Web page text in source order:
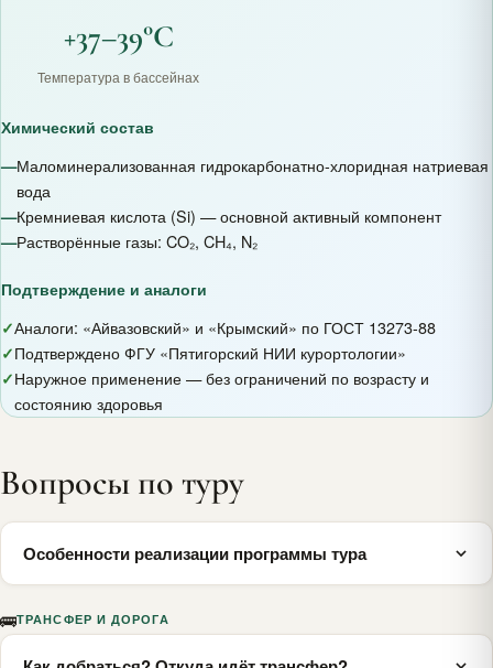
+37–39°C
Температура в бассейнах
Химический состав
—Маломинерализованная гидрокарбонатно-хлоридная натриевая
вода
—Кремниевая кислота (Si) — основной активный компонент
—Растворённые газы: CO₂, CH₄, N₂
Подтверждение и аналоги
✓Аналоги: «Айвазовский» и «Крымский» по ГОСТ 13273-88
✓Подтверждено ФГУ «Пятигорский НИИ курортологии»
✓Наружное применение — без ограничений по возрасту и
состоянию здоровья
Вопросы по туру
Особенности реализации программы тура
Окончательное формирование маршрутов дня, а также
определение точного времени начала и окончания
мероприятий происходит в день заезда.
🚌ТРАНСФЕР И ДОРОГА